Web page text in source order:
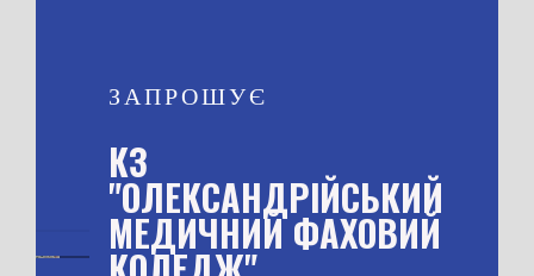
ЗАПРОШУЄМО НА
І5 МЕДСЕСТРИНСТВО
ОПП "АКУШЕРСЬКА
СПРАВА"